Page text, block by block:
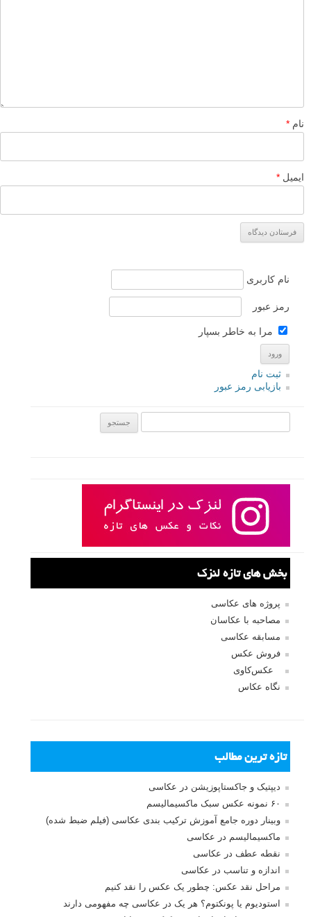
نام *
ایمیل *
نام کاربری
رمز عبور
مرا به خاطر بسپار
ثبت نام
بازیابی رمز عبور
بخش های تازه لنزک
پروژه های عکاسی
مصاحبه با عکاسان
مسابقه عکاسی
فروش عکس
عکس‌کاوی
نگاه عکاس
تازه ترین مطالب
دیپتیک و جاکستا‌پوزیشن در عکاسی
۶۰ نمونه عکس سبک ماکسیمالیسم
وبینار دوره جامع آموزش ترکیب بندی عکاسی (فیلم ضبط شده)
ماکسیمالیسم در عکاسی
نقطه عطف در عکاسی
اندازه و تناسب در عکاسی
مراحل نقد عکس: چطور یک عکس را نقد کنیم
استودیوم یا پونکتوم؟ هر یک در عکاسی چه مفهومی دارند